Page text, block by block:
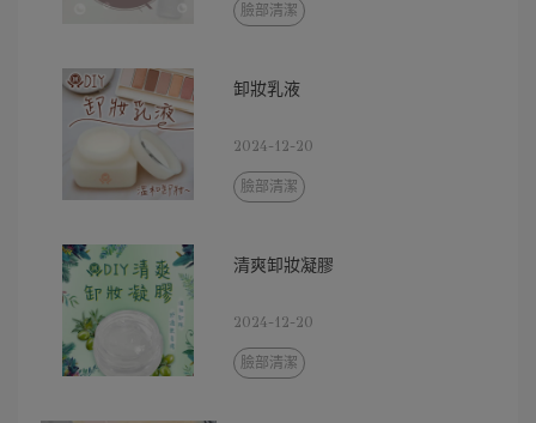
臉部清潔
卸妝乳液
2024-12-20
臉部清潔
清爽卸妝凝膠
2024-12-20
臉部清潔